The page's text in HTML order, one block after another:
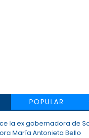
POPULAR
la ex gobernadora de
María Antonieta Bello